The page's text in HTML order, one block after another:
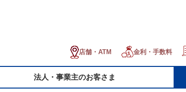
店舗・ATM 金利・手数料
法人・事業主のお客さま